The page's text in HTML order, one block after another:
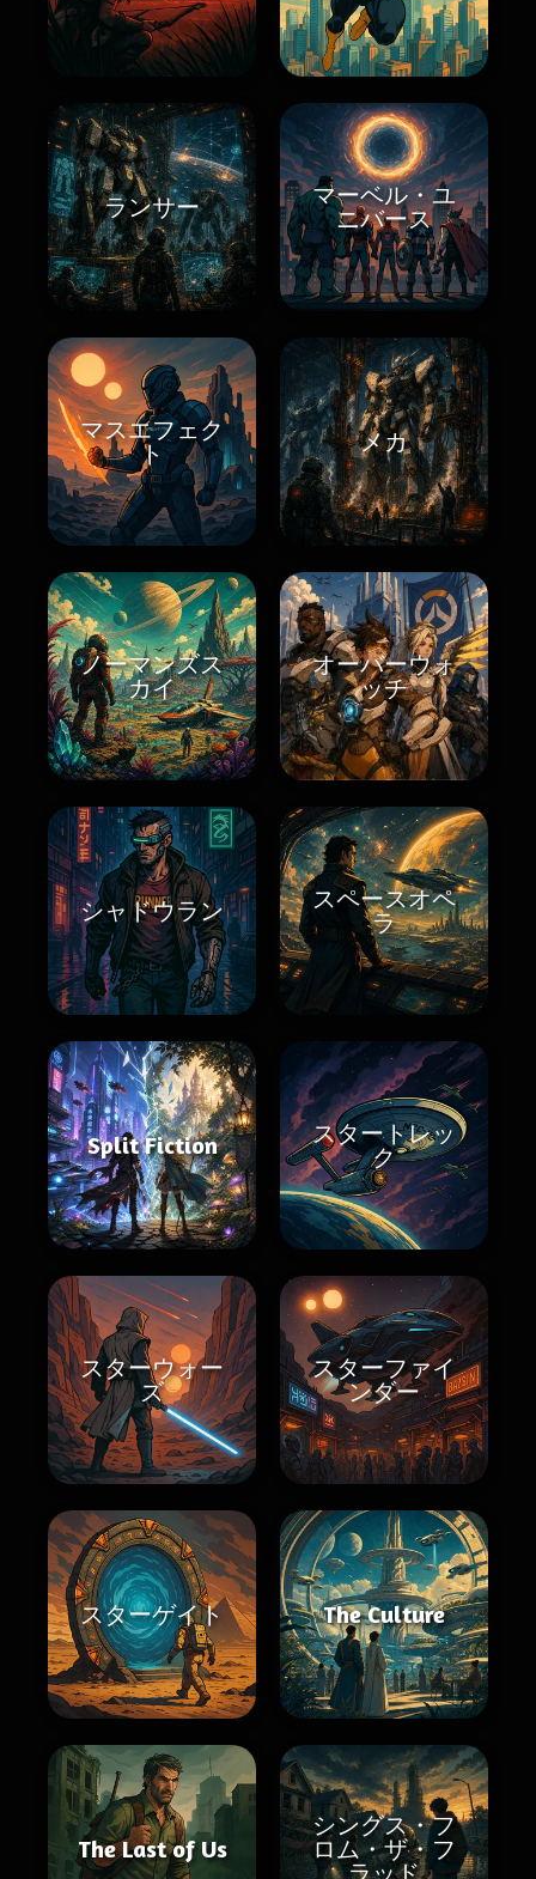
ランサー
マーベル・ユ
ニバース
マスエフェク
ト
メカ
ノーマンズス
カイ
オーバーウォ
ッチ
シャドウラン
スペースオペ
ラ
Split Fiction
スタートレッ
ク
スターウォー
ズ
スターファイ
ンダー
スターゲイト The Culture
The Last of Us
シングス・フ
ロム・ザ・フ
ラッド